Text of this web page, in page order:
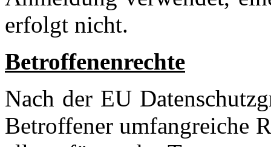
erfolgt nicht.
Betroffenenrechte
Nach der EU
Betroffener umfangreiche